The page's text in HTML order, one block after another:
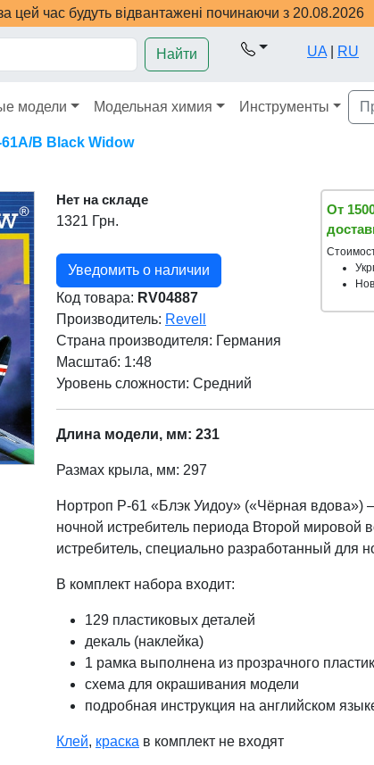
цей час будуть відвантажені починаючи з 20.08.2026
Найти UA RU
модели Модельная химия Инструменты
B Black Widow
Нет на складе
1321 Грн.
Уведомить о наличии
Код товара: RV04887
Производитель: Revell
Страна производителя: Германия
Масштаб: 1:48
Уровень сложности: Cредний
От
Длина модели, мм: 231
Размах крыла, мм: 297
Нортроп P-61 «Блэк Уидоу» («Чёрная вдова»)
ночной истребитель периода Второй мировой
истребитель, специально разработанный для
В комплект набора входит:
129 пластиковых деталей
декаль (наклейка)
1 рамка выполнена из прозрачного
схема для окрашивания модели
подробная инструкция на английском
Клей, краска в комплект не входят